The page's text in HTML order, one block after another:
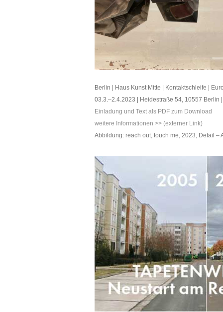
Berlin | Haus Kunst Mitte | Kontaktschleife |
03.3.–2.4.2023 | Heidestraße 54, 10557 Berlin |
Einladung und Text als PDF zum Download
weitere Informationen >> (externer Link)
Abbildung: reach out, touch me, 2023, Detail –